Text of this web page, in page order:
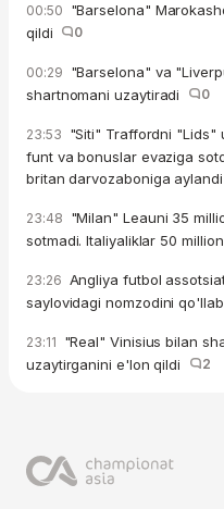
00:50 "Barselona"
qildi
0
00:29 "Barselona" va
shartnomani uzaytiradi
0
23:53 "Siti" Traffordni "Lids"
funt va bonuslar evaziga
britan darvozaboniga aylandi
23:48 "Milan" Leauni 35
sotmadi. Italiyaliklar 50
23:26 Angliya futbol
saylovidagi nomzodini
23:11 "Real" Vinisius bilan
uzaytirganini e'lon qildi
2